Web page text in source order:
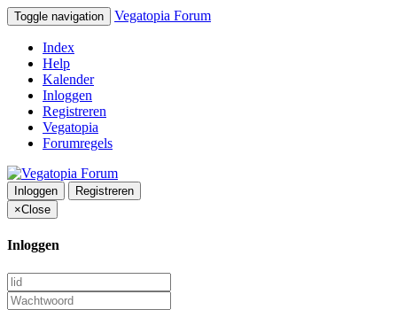
Toggle navigation Vegatopia Forum
Index
Help
Kalender
Inloggen
Registreren
Vegatopia
Forumregels
Inloggen
Registreren
×Close
Inloggen